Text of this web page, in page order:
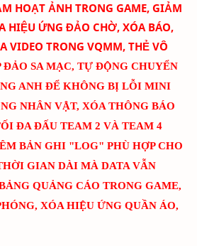
HOẠT ẢNH TRONG GAME, GIẢM
HIỆU ỨNG ĐẢO CHỜ, XÓA BÁO,
VIDEO TRONG VQMM, THẺ VÔ
SA MẠC, TỰ ĐỘNG CHUYỂN
ANH ĐỂ KHÔNG BỊ LỖI MINI
NHÂN VẬT, XÓA THÔNG BÁO
ĐA ĐẤU TEAM 2 VÀ TEAM 4
BẢN GHI "LOG" PHÙ HỢP CHO
GIAN DÀI MÀ DATA VẪN
QUẢNG CÁO TRONG GAME,
XÓA HIỆU ỨNG QUẦN ÁO,